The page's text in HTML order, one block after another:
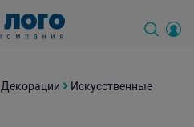
Декорации
Искусственные